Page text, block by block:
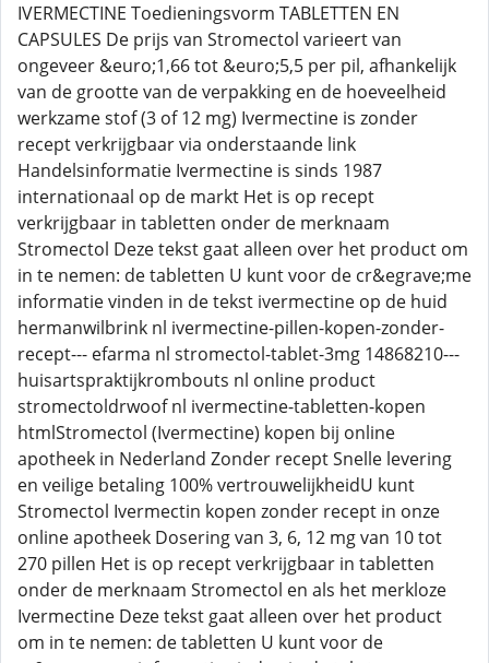
IVERMECTINE Toedieningsvorm TABLETTEN EN
CAPSULES De prijs van Stromectol varieert van
ongeveer &euro;1,66 tot &euro;5,5 per pil, afhankelijk
van de grootte van de verpakking en de hoeveelheid
werkzame stof (3 of 12 mg) Ivermectine is zonder
recept verkrijgbaar via onderstaande link
Handelsinformatie Ivermectine is sinds 1987
internationaal op de markt Het is op recept
verkrijgbaar in tabletten onder de merknaam
Stromectol Deze tekst gaat alleen over het product om
in te nemen: de tabletten U kunt voor de cr&egrave;me
informatie vinden in de tekst ivermectine op de huid
hermanwilbrink nl ivermectine-pillen-kopen-zonder-
recept--- efarma nl stromectol-tablet-3mg 14868210---
huisartspraktijkrombouts nl online product
stromectoldrwoof nl ivermectine-tabletten-kopen
htmlStromectol (Ivermectine) kopen bij online
apotheek in Nederland Zonder recept Snelle levering
en veilige betaling 100% vertrouwelijkheidU kunt
Stromectol Ivermectin kopen zonder recept in onze
online apotheek Dosering van 3, 6, 12 mg van 10 tot
270 pillen Het is op recept verkrijgbaar in tabletten
onder de merknaam Stromectol en als het merkloze
Ivermectine Deze tekst gaat alleen over het product
om in te nemen: de tabletten U kunt voor de